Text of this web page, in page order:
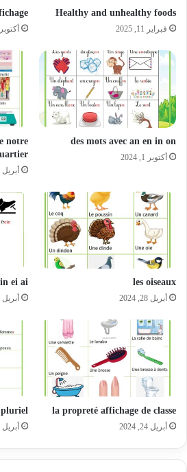
Healthy and unhealthy foods
فبراير 11, 2025 أكتوبر 11, 2024
des mots avec an en in on
أكتوبر 1, 2024
notre
أبريل 28, 2024
les oiseaux
أبريل 28, 2024
ei ai
أبريل 28, 2024
la propreté affichage de classe
أبريل 24, 2024 أبريل 24, 2024